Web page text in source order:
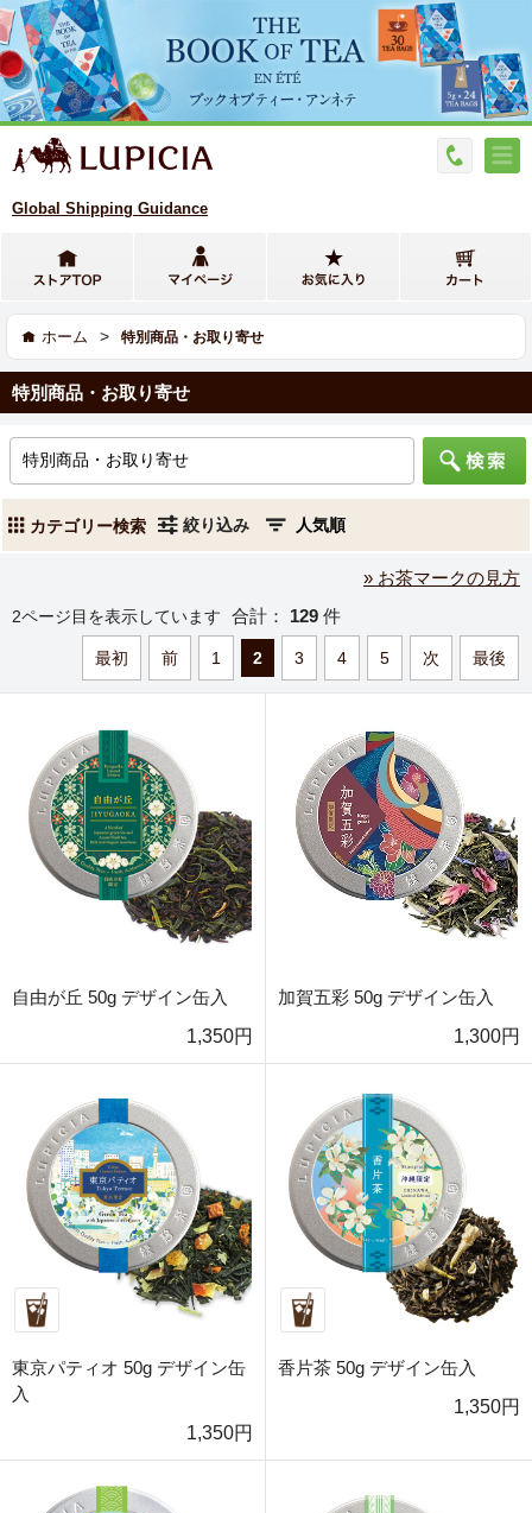
Global Shipping Guidance
ホーム > 特別商品・お取り寄せ
特別商品・お取り寄せ
カテゴリー検索 絞り込み
» お茶マークの見方
2ページ目を表示しています 合計： 129 件
最初 前 1 2 3 4 5 次 最後
自由が丘 50g デザイン缶入
1,350円
加賀五彩 50g デザイン缶入
1,300円
東京パティオ 50g デザイン缶
入
1,350円
香片茶 50g デザイン缶入
1,350円